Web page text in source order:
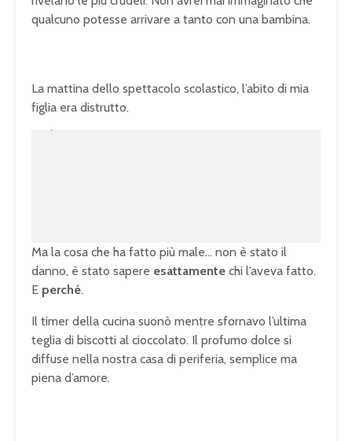
qualcuno potesse arrivare a tanto con una bambina.
La mattina dello spettacolo scolastico, l’abito di mia
figlia era distrutto.
Ma la cosa che ha fatto più male… non è stato il
danno, è stato sapere esattamente chi l’aveva fatto.
E perché.
Il timer della cucina suonò mentre sfornavo l’ultima
teglia di biscotti al cioccolato. Il profumo dolce si
diffuse nella nostra casa di periferia, semplice ma
piena d’amore.